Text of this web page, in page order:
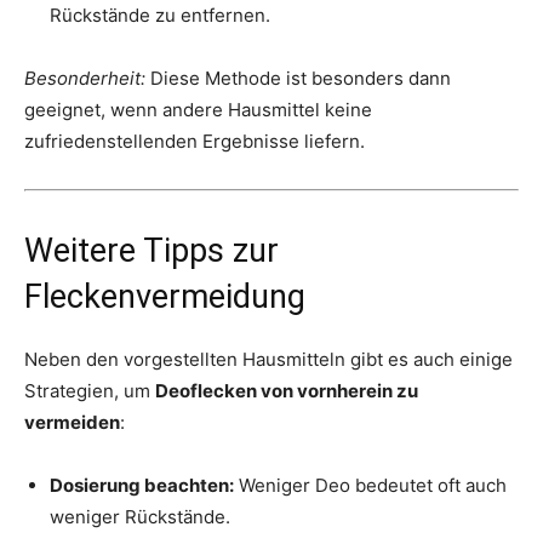
Rückstände zu entfernen.
Besonderheit: Diese Methode ist besonders dann
geeignet, wenn andere Hausmittel keine
zufriedenstellenden Ergebnisse liefern.
Weitere Tipps zur
Fleckenvermeidung
Neben den vorgestellten Hausmitteln gibt es auch einige
Strategien, um Deoflecken von vornherein zu
vermeiden:
Dosierung beachten: Weniger Deo bedeutet oft auch
weniger Rückstände.